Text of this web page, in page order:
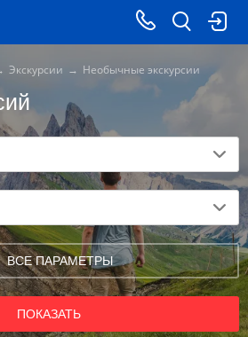
Экскурсии Необычные экскурсии
ВСЕ ПАРАМЕТРЫ
ПОКАЗАТЬ